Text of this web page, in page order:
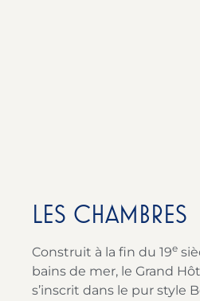
LES CHAMBRES
Construit à la fin du 19e
bains de mer, le Grand
s’inscrit dans le pur style